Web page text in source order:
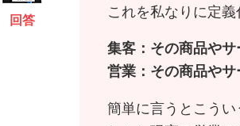
回答
これを私なりに定義
集客：その商品や
営業：その商品や
簡単に言うとこうい